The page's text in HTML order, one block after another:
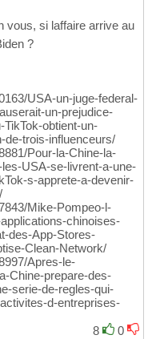
si laffaire arrive au
?
USA-un-juge-federal-
un-prejudice-
obtient-un-
de-trois-influenceurs/
Pour-la-Chine-la-
USA-se-livrent-a-une-
s-apprete-a-devenir-
Mike-Pompeo-l-
chinoises-
des-App-Stores-
Clean-Network/
Apres-le-
Chine-prepare-des-
serie-de-regles-qui-
d-entreprises-
8
0